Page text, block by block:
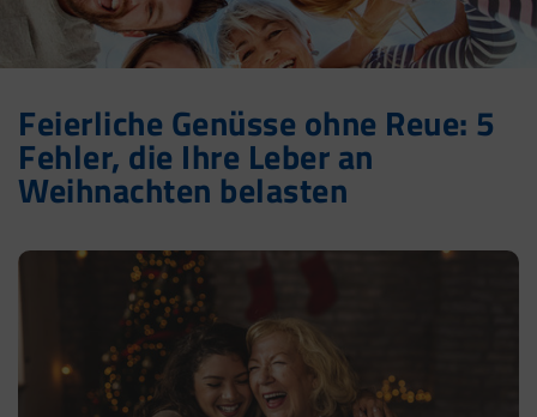
Feierliche Genüsse ohne Reue: 5
Fehler, die Ihre Leber an
Weihnachten belasten